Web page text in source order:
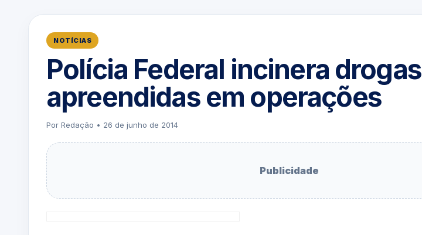
NOTÍCIAS
Polícia Federal incinera drogas
apreendidas em operações
Por Redação • 26 de junho de 2014
Publicidade